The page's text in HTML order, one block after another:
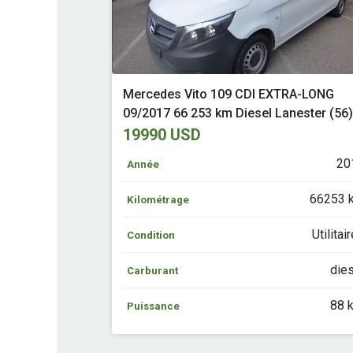
Mercedes Vito 109 CDI EXTRA-LONG
09/2017 66 253 km Diesel Lanester (56)
19990 USD
Année
Kilométrage 66253
Condition
Carburant
Puissance 88